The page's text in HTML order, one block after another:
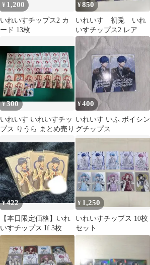
¥ 1,200
いれいすチップス2 カ
ード 13枚
¥850
いれいす 初兎 いれ
いすチップス2 レア
¥300
いれいす いれいすチッ
プス りうら まとめ売り
¥400
いれいす いふ ボイシン
グチップス
¥422
【本日限定価格】いれ
いすチップス If 3枚
¥ 1,250
いれいすチップス 10枚
セット